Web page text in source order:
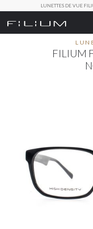
LUNETTES DE VUE
FILIUM